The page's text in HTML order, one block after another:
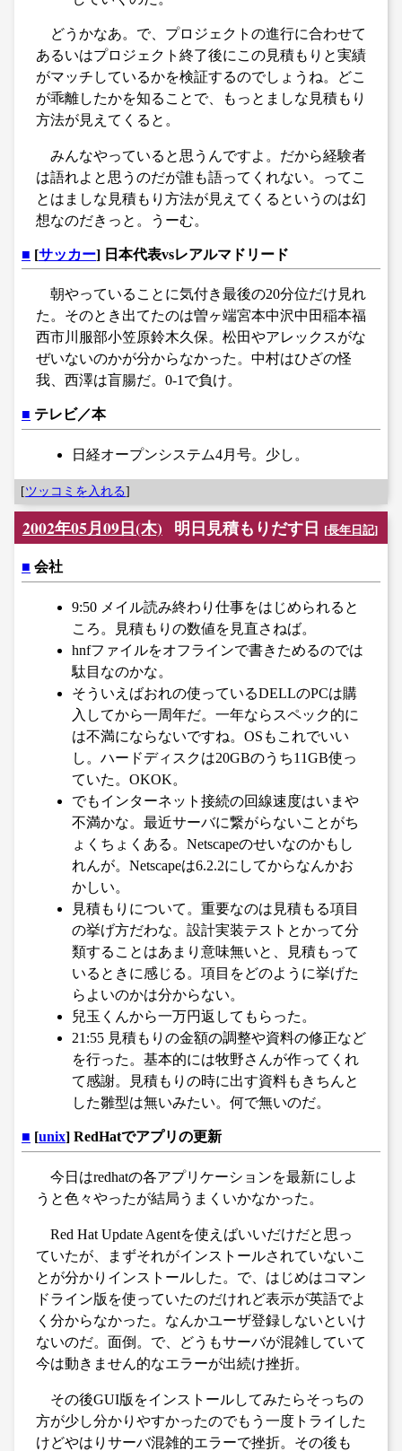
どうかなあ。で、プロジェクトの進行に合わせて
あるいはプロジェクト終了後にこの見積もりと実績
がマッチしているかを検証するのでしょうね。どこ
が乖離したかを知ることで、もっとましな見積もり
方法が見えてくると。
みんなやっていると思うんですよ。だから経験者
は語れよと思うのだが誰も語ってくれない。ってこ
とはましな見積もり方法が見えてくるというのは幻
想なのだきっと。うーむ。
■ [サッカー] 日本代表vsレアルマドリード
朝やっていることに気付き最後の20分位だけ見れ
た。そのとき出てたのは曽ヶ端宮本中沢中田稲本福
西市川服部小笠原鈴木久保。松田やアレックスがな
ぜいないのかが分からなかった。中村はひざの怪
我、西澤は盲腸だ。0-1で負け。
■ テレビ／本
日経オープンシステム4月号。少し。
[ツッコミを入れる]
2002年05月09日(木) 明日見積もりだす日 [長年日記]
■ 会社
9:50 メイル読み終わり仕事をはじめられると
ころ。見積もりの数値を見直さねば。
hnfファイルをオフラインで書きためるのでは
駄目なのかな。
そういえばおれの使っているDELLのPCは購
入してから一周年だ。一年ならスペック的に
は不満にならないですね。OSもこれでいい
し。ハードディスクは20GBのうち11GB使っ
ていた。OKOK。
でもインターネット接続の回線速度はいまや
不満かな。最近サーバに繋がらないことがち
ょくちょくある。Netscapeのせいなのかもし
れんが。Netscapeは6.2.2にしてからなんかお
かしい。
見積もりについて。重要なのは見積もる項目
の挙げ方だわな。設計実装テストとかって分
類することはあまり意味無いと、見積もって
いるときに感じる。項目をどのように挙げた
らよいのかは分からない。
兒玉くんから一万円返してもらった。
21:55 見積もりの金額の調整や資料の修正など
を行った。基本的には牧野さんが作ってくれ
て感謝。見積もりの時に出す資料もきちんと
した雛型は無いみたい。何で無いのだ。
■ [unix] RedHatでアプリの更新
今日はredhatの各アプリケーションを最新にしよ
うと色々やったが結局うまくいかなかった。
Red Hat Update Agentを使えばいいだけだと思っ
ていたが、まずそれがインストールされていないこ
とが分かりインストールした。で、はじめはコマン
ドライン版を使っていたのだけれど表示が英語でよ
く分からなかった。なんかユーザ登録しないといけ
ないのだ。面倒。で、どうもサーバが混雑していて
今は動きません的なエラーが出続け挫折。
その後GUI版をインストールしてみたらそっちの
方が少し分かりやすかったのでもう一度トライした
けどやはりサーバ混雑的エラーで挫折。その後も